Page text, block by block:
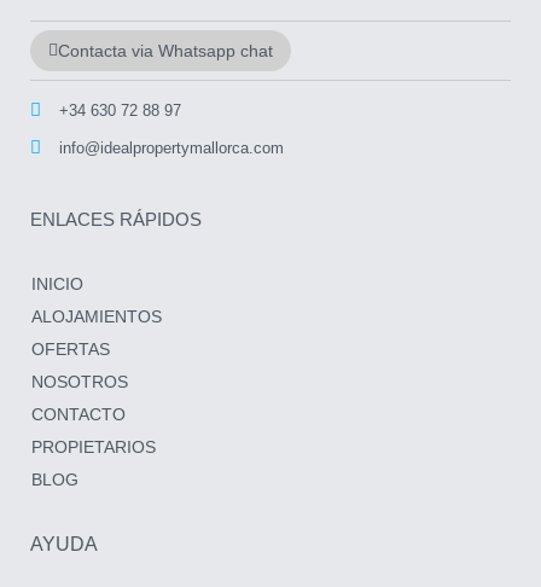
Contacta via Whatsapp chat
+34 630 72 88 97
info@idealpropertymallorca.com
ENLACES RÁPIDOS
INICIO
ALOJAMIENTOS
OFERTAS
NOSOTROS
CONTACTO
PROPIETARIOS
BLOG
AYUDA